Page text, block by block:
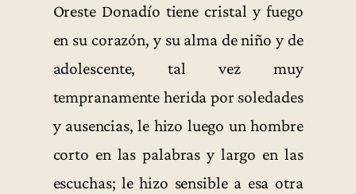
Oreste Donadío tiene cristal y fuego
en su corazón, y su alma de niño y de
adolescente, tal vez muy
tempranamente herida por soledades
y ausencias, le hizo luego un hombre
corto en las palabras y largo en las
escuchas; le hizo sensible a esa otra